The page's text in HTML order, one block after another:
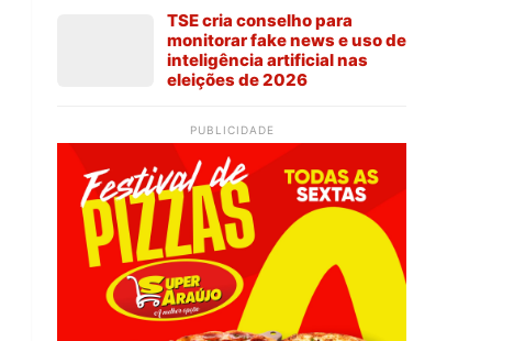
TSE cria conselho para
monitorar fake news e uso de
inteligência artificial nas
eleições de 2026
PUBLICIDADE